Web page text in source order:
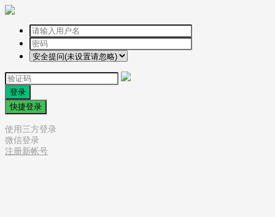
登录
快捷登录
使用三方登录
微信登录
注册新帐号